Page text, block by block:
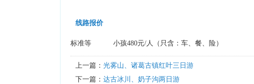
线路报价
标准等 小孩480元/人（只含：车、餐、险）
上一篇： 光雾山、诸葛古镇红叶三日游
下一篇： 达古冰川、奶子沟两日游